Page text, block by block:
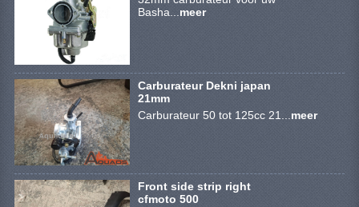
GEREEDSCHAP
KOEL SYSTEEM
Basha... meer
Carburateur Dekni japan
21mm
Carburateur 50 tot 125cc 21... meer
Front side strip right
cfmoto 500